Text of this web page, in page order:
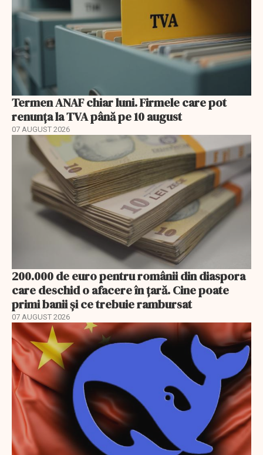
Termen ANAF chiar luni. Firmele care pot
renunța la TVA până pe 10 august
07 AUGUST 2026
200.000 de euro pentru românii din diaspora
care deschid o afacere în țară. Cine poate
primi banii și ce trebuie rambursat
07 AUGUST 2026